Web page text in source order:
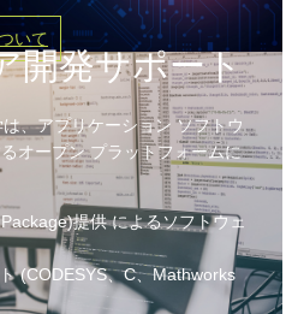
いて
開発サポート
、アプリケーション ソフトウ
オープン プラットフォームに
提供 によるソフトウェ
(CODESYS、C、Mathworks